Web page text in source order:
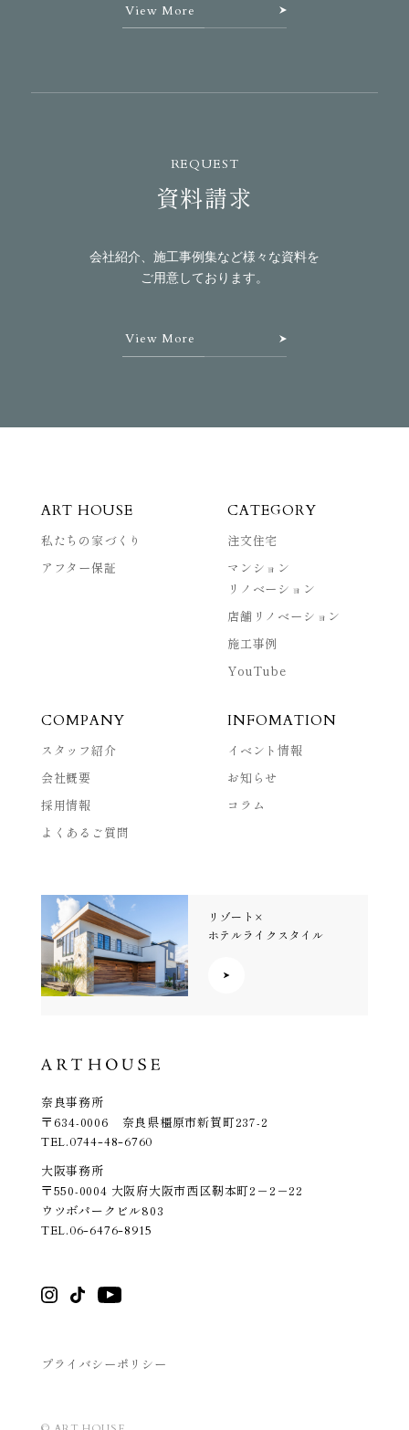
View More
REQUEST
資料請求
会社紹介、施工事例集など様々な資料を
ご用意しております。
View More
ART HOUSE
私たちの家づくり
アフター保証
CATEGORY
注文住宅
マンション
リノベーション
店舗リノベーション
施工事例
YouTube
COMPANY
スタッフ紹介
会社概要
採用情報
よくあるご質問
INFOMATION
イベント情報
お知らせ
コラム
リゾート×
ホテルライクスタイル
奈良事務所
〒634-0006 奈良県橿原市新賀町237-2
TEL.0744-48-6760
大阪事務所
〒550-0004 大阪府大阪市西区靭本町2－2－22
ウツボパークビル803
TEL.06-6476-8915
プライバシーポリシー